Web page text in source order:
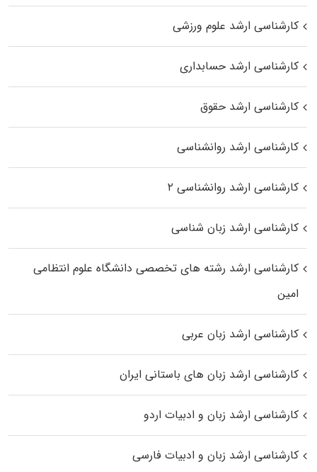
کارشناسی ارشد علوم ورزشی
کارشناسی ارشد حسابداری
کارشناسی ارشد حقوق
کارشناسی ارشد روانشناسی
کارشناسی ارشد روانشناسی ۲
کارشناسی ارشد زبان شناسی
کارشناسی ارشد رﺷﺘﻪ ﻫﺎی تخصصی داﻧﺸﮕﺎه ﻋﻠﻮم انتظامی
اﻣﻴﻦ
کارشناسی ارشد زبان عربی
کارشناسی ارشد زبان‌ های باستانی ایران
کارشناسی ارشد زبان و ادبیات اردو
کارشناسی ارشد زبان و ادبیات فارسی